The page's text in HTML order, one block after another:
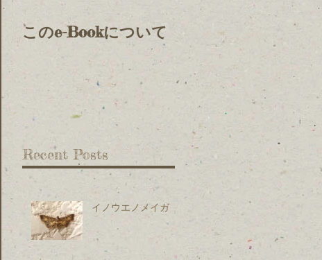
このe-Bookについて
Recent Posts
イノウエノメイガ